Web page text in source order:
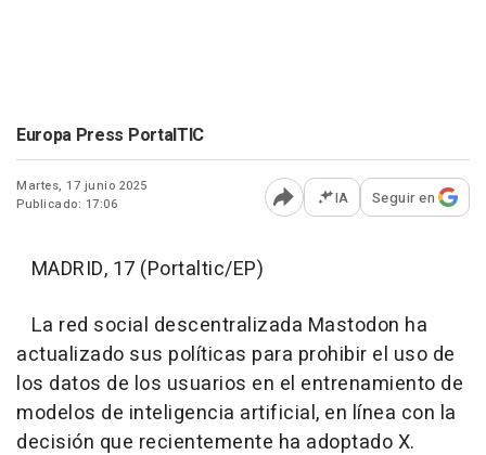
Europa Press PortalTIC
Martes, 17 junio 2025
Publicado: 17:06
Abrir opciones para
IA Seguir en
MADRID, 17 (Portaltic/EP)
La red social descentralizada Mastodon ha
actualizado sus políticas para prohibir el uso de
los datos de los usuarios en el entrenamiento de
modelos de inteligencia artificial, en línea con la
decisión que recientemente ha adoptado X.